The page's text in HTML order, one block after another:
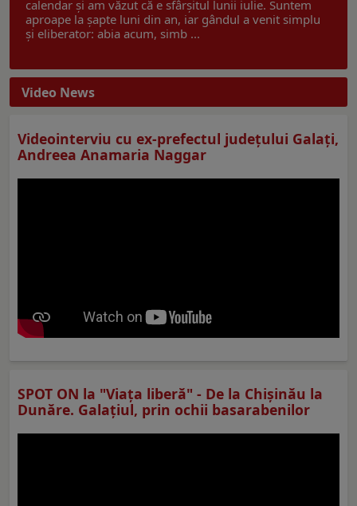
calendar și am văzut că e sfârșitul lunii iulie. Suntem
aproape la șapte luni din an, iar gândul a venit simplu
și eliberator: abia acum, simb ...
Video News
Videointerviu cu ex-prefectul judeţului Galaţi,
Andreea Anamaria Naggar
SPOT ON la "Viaţa liberă" - De la Chișinău la
Dunăre. Galațiul, prin ochii basarabenilor